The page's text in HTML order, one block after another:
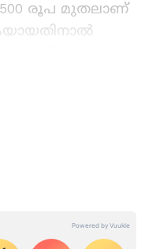
രൂപ മുതലാണ്
പൊലീസ്